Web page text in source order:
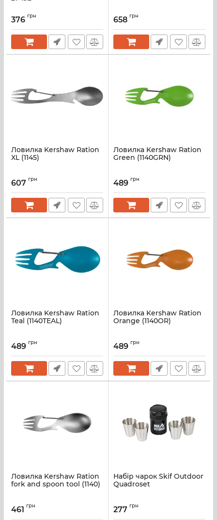
376 грн 658 грн
Ловилка Kershaw Ration
XL (1145)
607 грн
Ловилка Kershaw Ration
Green (1140GRN)
489 грн
Ловилка Kershaw Ration
Teal (1140TEAL)
489 грн
Ловилка Kershaw Ration
Orange (1140OR)
489 грн
Ловилка Kershaw Ration
fork and spoon tool (1140)
461 грн
Набір чарок Skif Outdoor
Quadroset
277 грн